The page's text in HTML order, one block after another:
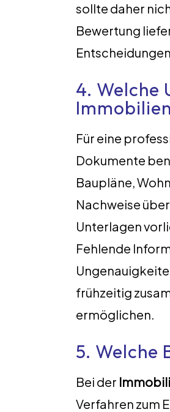
sollte daher
Bewertung
4. Welche
Für eine
Dokumente
Baupläne,
Nachweise
Unterlagen
Fehlende
frühzeitig
ermöglichen.
5. Welche
Bei der
Verfahren zum